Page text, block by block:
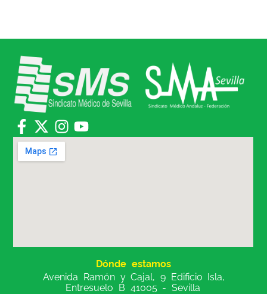
Dónde estamos
Avenida Ramón y Cajal, 9 Edificio Isla,
Entresuelo B 41005 - Sevilla